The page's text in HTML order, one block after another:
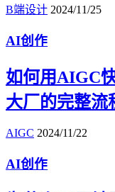
B端设计 2024/11/25
AI创作
如何用AIGC
大厂的完整流
AIGC 2024/11/22
AI创作